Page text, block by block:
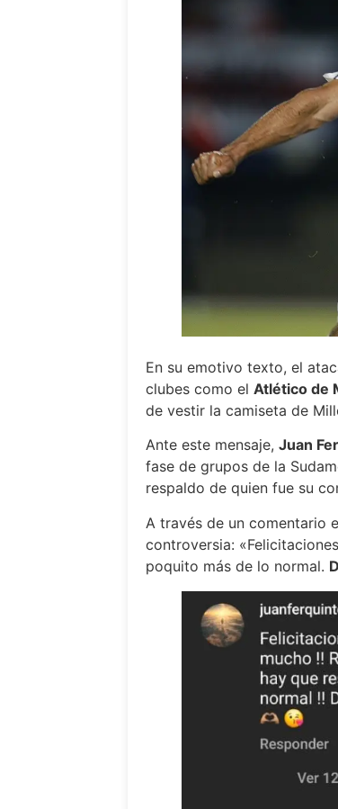
En su emotivo texto, el
clubes como el Atlético de
de vestir la camiseta de
Ante este mensaje, Juan
fase de grupos de la
respaldo de quien fue su
A través de un comentario
controversia:
poquito más de lo normal.